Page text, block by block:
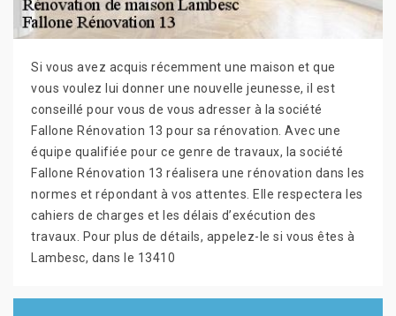
Si vous avez acquis récemment une maison et que
vous voulez lui donner une nouvelle jeunesse, il est
conseillé pour vous de vous adresser à la société
Fallone Rénovation 13 pour sa rénovation. Avec une
équipe qualifiée pour ce genre de travaux, la société
Fallone Rénovation 13 réalisera une rénovation dans les
normes et répondant à vos attentes. Elle respectera les
cahiers de charges et les délais d’exécution des
travaux. Pour plus de détails, appelez-le si vous êtes à
Lambesc, dans le 13410